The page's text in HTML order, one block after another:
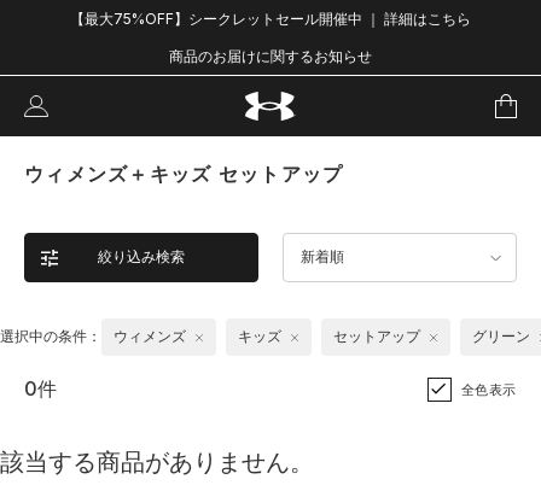
【最大75%OFF】シークレットセール開催中 ｜ 詳細はこちら
商品のお届けに関するお知らせ
ウィメンズ＋キッズ セットアップ
絞り込み検索 新着順
選択中の条件： ウィメンズ キッズ セットアップ グリーン
0件 全色表示
該当する商品がありません。